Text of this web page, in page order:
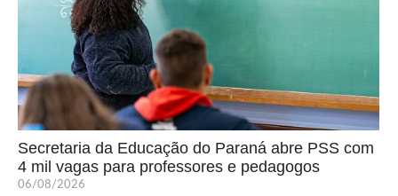
Secretaria da Educação do Paraná abre PSS com
4 mil vagas para professores e pedagogos
06/08/2026